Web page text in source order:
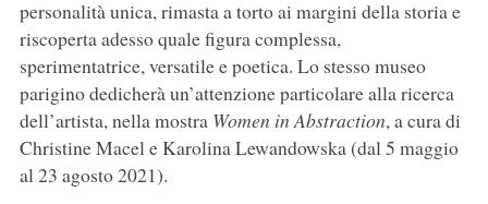
personalità unica, rimasta a torto ai margini della storia e
riscoperta adesso quale figura complessa,
sperimentatrice, versatile e poetica. Lo stesso museo
parigino dedicherà un’attenzione particolare alla ricerca
dell’artista, nella mostra Women in Abstraction, a cura di
Christine Macel e Karolina Lewandowska (dal 5 maggio
al 23 agosto 2021).